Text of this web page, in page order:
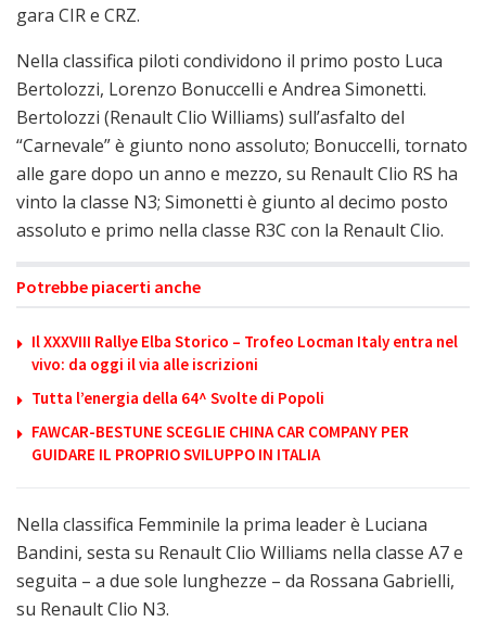
gara CIR e CRZ.
Nella classifica piloti condividono il primo posto Luca
Bertolozzi, Lorenzo Bonuccelli e Andrea Simonetti.
Bertolozzi (Renault Clio Williams) sull’asfalto del
“Carnevale” è giunto nono assoluto; Bonuccelli, tornato
alle gare dopo un anno e mezzo, su Renault Clio RS ha
vinto la classe N3; Simonetti è giunto al decimo posto
assoluto e primo nella classe R3C con la Renault Clio.
Potrebbe piacerti anche
Il XXXVIII Rallye Elba Storico – Trofeo Locman Italy entra nel
vivo: da oggi il via alle iscrizioni
Tutta l’energia della 64^ Svolte di Popoli
FAWCAR-BESTUNE SCEGLIE CHINA CAR COMPANY PER
GUIDARE IL PROPRIO SVILUPPO IN ITALIA
Nella classifica Femminile la prima leader è Luciana
Bandini, sesta su Renault Clio Williams nella classe A7 e
seguita – a due sole lunghezze – da Rossana Gabrielli,
su Renault Clio N3.